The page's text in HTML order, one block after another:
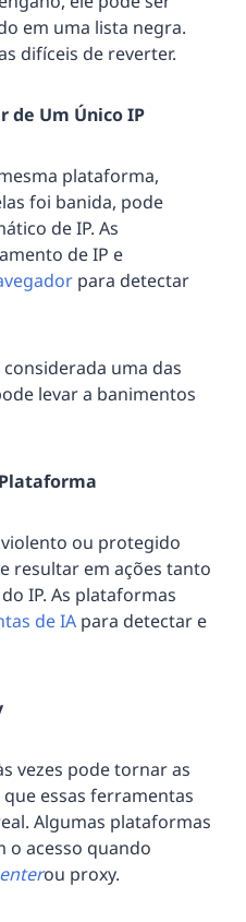
em uma lista negra.
difíceis de reverter.
de Um Único IP
plataforma,
foi banida, pode
de IP. As
de IP e
para detectar
uma das
levar a banimentos
ou protegido
resultar em ações tanto
IP. As plataformas
de IA para detectar e
vezes pode tornar as
essas ferramentas
Algumas plataformas
o acesso quando
ou proxy.